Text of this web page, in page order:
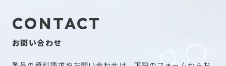
CONTACT
お問い合わせ